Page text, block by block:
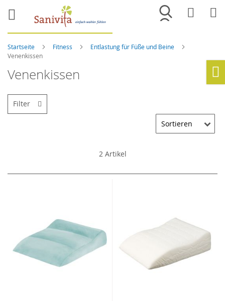
Merkliste
Startseite Fitness
Entlastung für Füße und Beine
Venenkissen
Venenkissen
2Artikel
Filter